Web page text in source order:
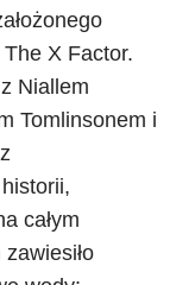
X Factor.
Niallem
Tomlinsonem i
całym